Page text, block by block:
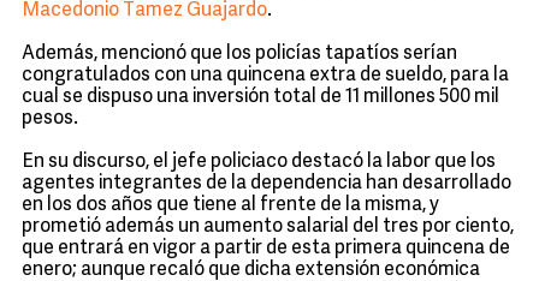
Macedonio Tamez Guajardo.
Además, mencionó que los policías tapatíos serían
congratulados con una quincena extra de sueldo, para la
cual se dispuso una inversión total de 11 millones 500 mil
pesos.
En su discurso, el jefe policiaco destacó la labor que los
agentes integrantes de la dependencia han desarrollado
en los dos años que tiene al frente de la misma, y
prometió además un aumento salarial del tres por ciento,
que entrará en vigor a partir de esta primera quincena de
enero; aunque recaló que dicha extensión económica